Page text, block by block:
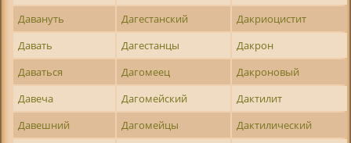
Давануть
Дагестанский
Дакриоцистит
Давать
Дагестанцы
Дакрон
Даваться
Дагомеец
Дакроновый
Давеча
Дагомейский
Дактилит
Давешний
Дагомейцы Дактилический